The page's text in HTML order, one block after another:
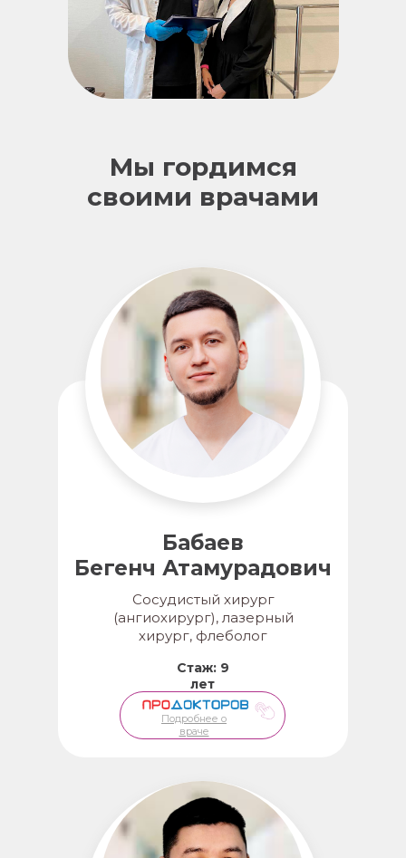
Мы гордимся
своими врачами
Подробнее о
враче
Сосудистый хирург
(ангиохирург), лазерный
хирург, флеболог
Стаж: 9
лет
Бабаев
Бегенч Атамурадович